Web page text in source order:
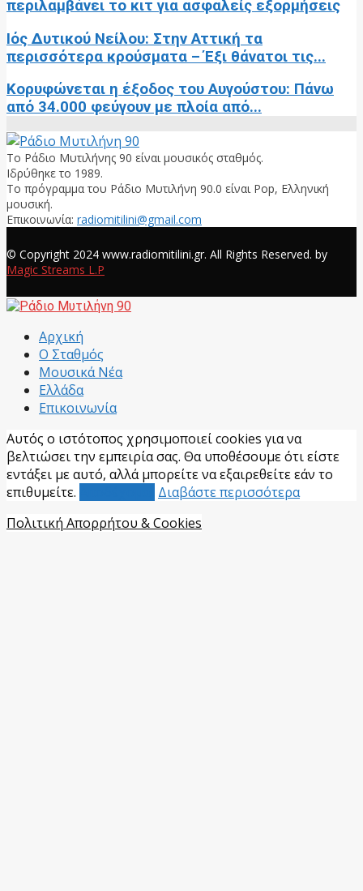
περιλαμβάνει το κιτ για ασφαλείς εξορμήσεις
Ιός Δυτικού Νείλου: Στην Αττική τα
περισσότερα κρούσματα – Έξι θάνατοι τις...
Κορυφώνεται η έξοδος του Αυγούστου: Πάνω
από 34.000 φεύγουν με πλοία από...
Το Ράδιο Μυτιλήνης 90 είναι μουσικός σταθμός.
Ιδρύθηκε το 1989.
Το πρόγραμμα του Ράδιο Μυτιλήνη 90.0 είναι Pop, Ελληνική
μουσική.
Επικοινωνία: radiomitilini@gmail.com
© Copyright 2024 www.radiomitilini.gr. All Rights Reserved. by
Magic Streams L.P
Αρχική
Ο Σταθμός
Μουσικά Νέα
Ελλάδα
Επικοινωνία
Αυτός ο ιστότοπος χρησιμοποιεί cookies για να
βελτιώσει την εμπειρία σας. Θα υποθέσουμε ότι είστε
εντάξει με αυτό, αλλά μπορείτε να εξαιρεθείτε εάν το
επιθυμείτε.
Διαβάστε περισσότερα
Πολιτική Απορρήτου & Cookies